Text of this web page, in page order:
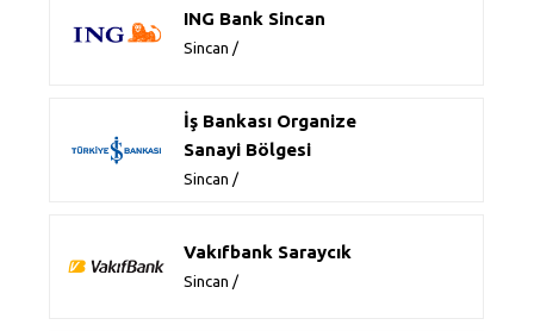
ING Bank Sincan
Sincan /
İş Bankası Organize
Sanayi Bölgesi
Sincan /
Vakıfbank Saraycık
Sincan /